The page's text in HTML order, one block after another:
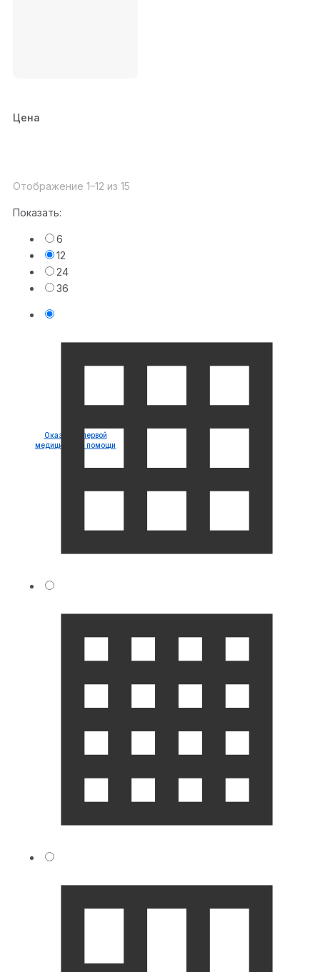
Оказание первой
медицинской помощи
Цена
Отображение 1–12 из 15
Показать:
6
12
24
36